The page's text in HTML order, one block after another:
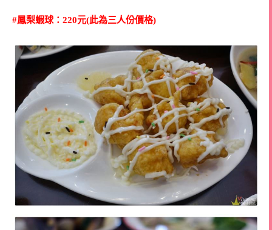
#鳳梨蝦球：220元(此為三人份價格)